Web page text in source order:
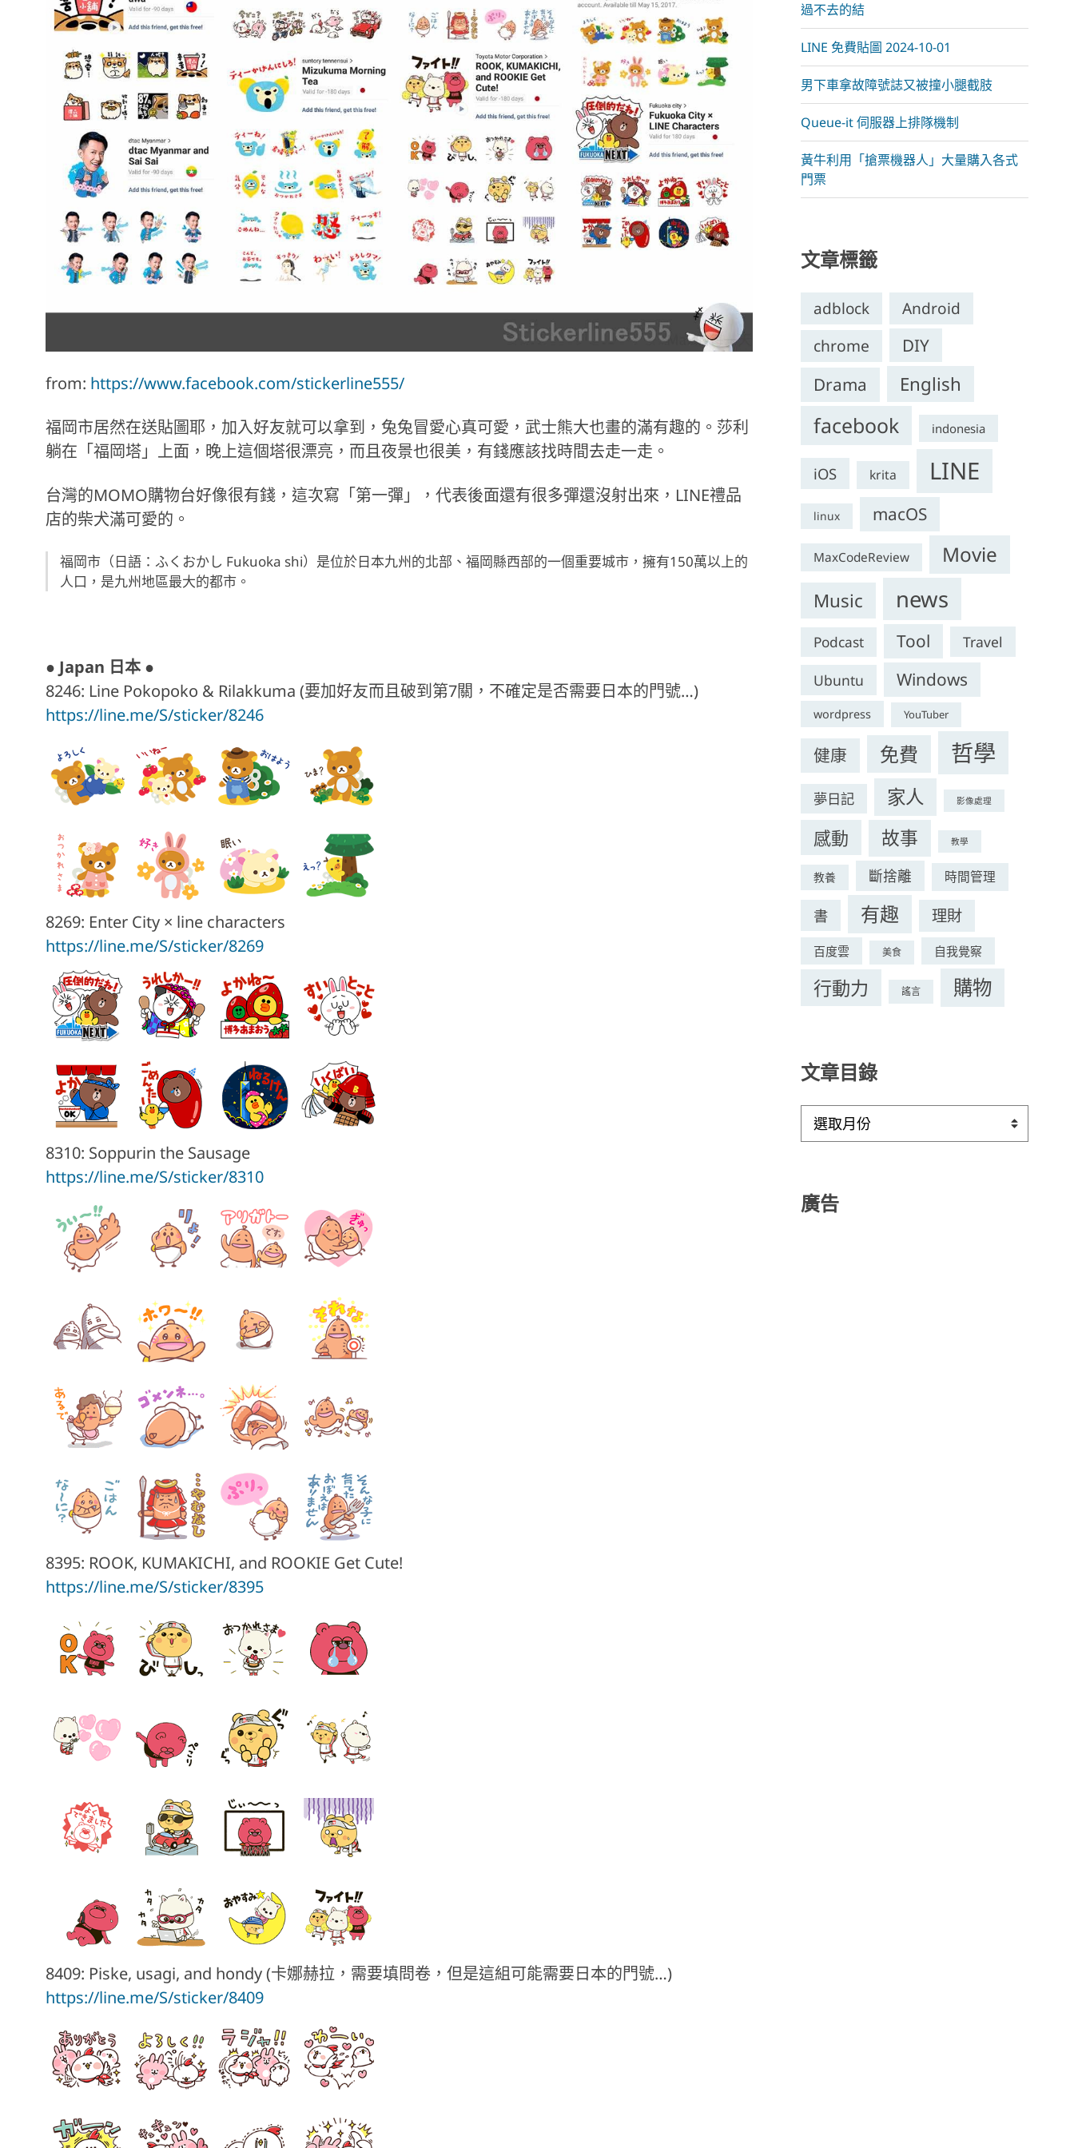
from: https://www.facebook.com/stickerline555/
福岡市居然在送貼圖耶，加入好友就可以拿到，兔兔冒愛心真可愛，武士熊大也畫的滿有趣的。莎利
躺在「福岡塔」上面，晚上這個塔很漂亮，而且夜景也很美，有錢應該找時間去走一走。
台灣的MOMO購物台好像很有錢，這次寫「第一彈」，代表後面還有很多彈還沒射出來，LINE禮品
店的柴犬滿可愛的。
福岡市（日語：ふくおかし Fukuoka shi）是位於日本九州的北部、福岡縣西部的一個重要城市，擁有150萬以上的
人口，是九州地區最大的都市。
● Japan 日本 ●
8246: Line Pokopoko & Rilakkuma (要加好友而且破到第7關，不確定是否需要日本的門號…)
https://line.me/S/sticker/8246
8269: Enter City × line characters
https://line.me/S/sticker/8269
8310: Soppurin the Sausage
https://line.me/S/sticker/8310
8395: ROOK, KUMAKICHI, and ROOKIE Get Cute!
https://line.me/S/sticker/8395
8409: Piske, usagi, and hondy (卡娜赫拉，需要填問卷，但是這組可能需要日本的門號…)
https://line.me/S/sticker/8409
過不去的結
LINE 免費貼圖 2024-10-01
男下車拿故障號誌又被撞小腿截肢
Queue-it 伺服器上排隊機制
黃牛利用「搶票機器人」大量購入各式
門票
文章標籤
adblock Android
chrome
DIY
Drama
English
facebook indonesia
iOS krita LINE
linux macOS
MaxCodeReview Movie
Music news
Podcast Tool
Travel
Ubuntu
Windows
wordpress YouTuber
健康 免費 哲學
夢日記 家人 影像處理
感動 故事 教學
教養 斷捨離 時間管理
書 有趣 理財
百度雲 美食 自我覺察
行動力 謠言 購物
文章目錄
目
廣告